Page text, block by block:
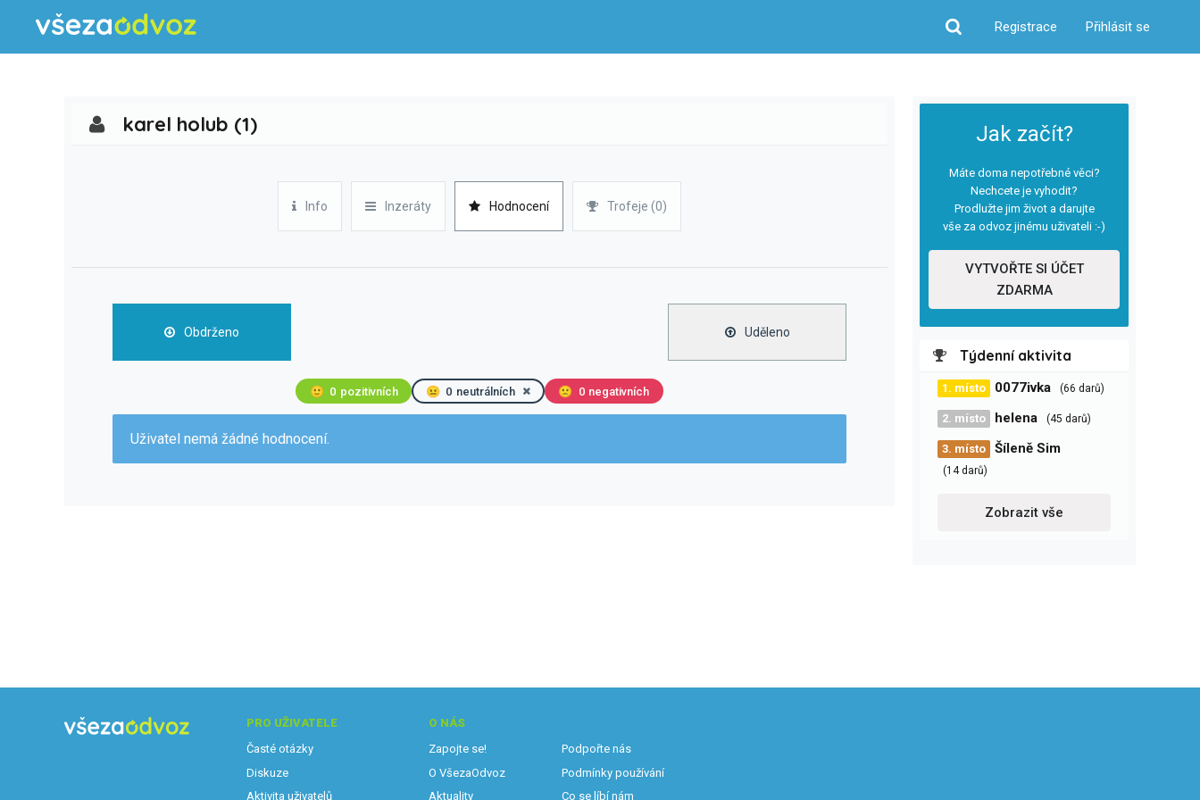
Hledat
Registrace Přihlásit se
Jak začít?
Máte doma nepotřebné věci?
Nechcete je vyhodit?
Prodlužte jim život a darujte
vše za odvoz jinému uživateli :-)
VYTVOŘTE SI ÚČET
ZDARMA
Týdenní aktivita
1. místo 0077ivka (66 darů)
2. místo helena (45 darů)
3. místo Šíleně Sim
(14 darů)
Zobrazit vše
karel holub (1)
Info Inzeráty Hodnocení Trofeje (0)
Obdrženo Uděleno
🙂 0 pozitivních 😐 0 neutrálních 🙁 0 negativních
Uživatel nemá žádné hodnocení.
PRO UŽIVATELE
Časté otázky
Diskuze
Aktivita uživatelů
O NÁS
Zapojte se!
O VšezaOdvoz
Aktuality
Podpořte nás
Podmínky používání
Co se líbí nám